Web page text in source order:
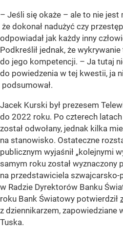
– Jeśli się okaże – ale to nie jest
że dokonał nadużyć czy
odpowiadał jak każdy inny
Podkreślił jednak, że
do jego kompetencji. – Ja tutaj
do powiedzenia w tej kwestii, ja
podsumował.
Jacek Kurski był prezesem
do 2022 roku. Po czterech
został odwołany, jednak kilka
na stanowisko. Ostateczne
publicznym wyjaśnił „kolejnymi
samym roku został wyznaczony
na przedstawiciela
w Radzie Dyrektorów Banku
roku Bank Światowy potwierdził
z dziennikarzem, zapowiedziane
Tuska.